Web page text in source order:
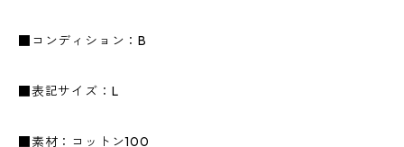
■コンディション：B
■表記サイズ：L
■素材：コットン100